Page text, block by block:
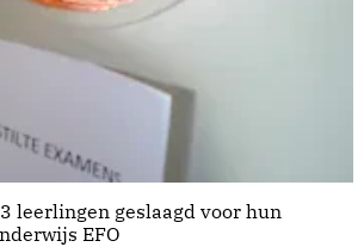
leerlingen geslaagd voor hun
EFO